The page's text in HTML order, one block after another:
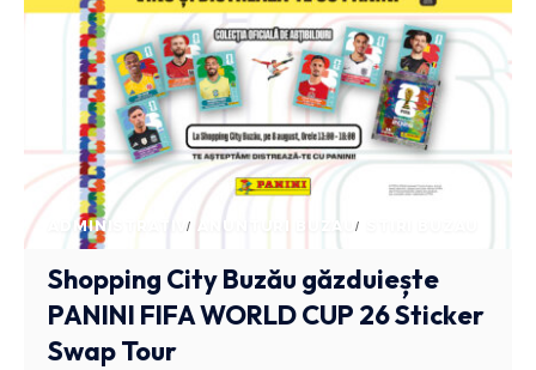
ADMINISTRATIV ANUNTURI BUZAU
Shopping City Buzău găzduiește
PANINI FIFA WORLD CUP 26 Sticker
Swap Tour